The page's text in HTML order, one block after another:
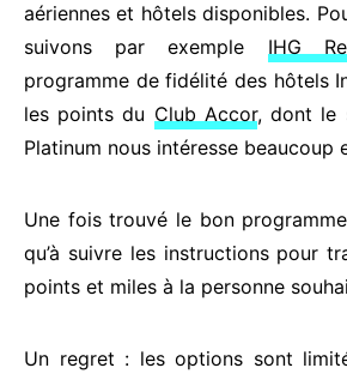
aériennes et hôtels disponibles.
suivons par exemple IHG
programme de fidélité des hôtels
les points du Club Accor, dont le
Platinum nous intéresse beaucoup
Une fois trouvé le bon
qu’à suivre les instructions pour
points et miles à la personne
Un regret : les options sont